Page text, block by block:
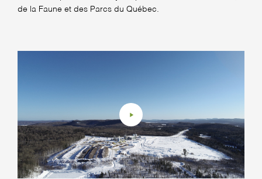
de la Faune et des Parcs du Québec.